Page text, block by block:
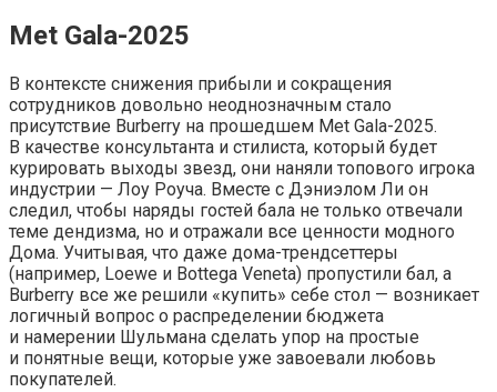
Met Gala-2025
В контексте снижения прибыли и сокращения
сотрудников довольно неоднозначным стало
присутствие Burberry на прошедшем Met Gala-2025.
В качестве консультанта и стилиста, который будет
курировать выходы звезд, они наняли топового игрока
индустрии — Лоу Роуча. Вместе с Дэниэлом Ли он
следил, чтобы наряды гостей бала не только отвечали
теме дендизма, но и отражали все ценности модного
Дома. Учитывая, что даже дома-трендсеттеры
(например, Loewe и Bottega Veneta) пропустили бал, а
Burberry все же решили «купить» себе стол — возникает
логичный вопрос о распределении бюджета
и намерении Шульмана сделать упор на простые
и понятные вещи, которые уже завоевали любовь
покупателей.